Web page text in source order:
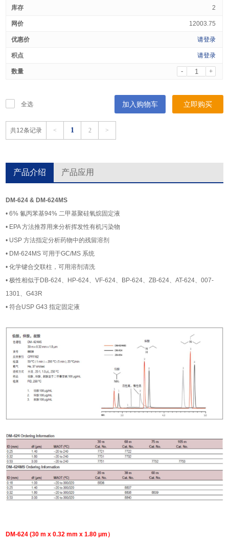
2
12003.75
请登录
请登录
- +
全选 加入购物车 立即购买
共12条记录 < 1 2 >
产品介绍 产品应用
DM-624 & DM-624MS
• 6% 氰丙苯基94% 二甲基聚硅氧烷固定液
• EPA 方法推荐用来分析挥发性有机污染物
• USP 方法指定分析药物中的残留溶剂
• DM-624MS 可用于GC/MS 系统
• 化学键合交联柱，可用溶剂清洗
• 极性相似于DB-624、HP-624、VF-624、BP-624、ZB-624、AT-624、007-
1301、G43R
• 符合USP G43 指定固定液
DM-624 (30 m x 0.32 mm x 1.80 μm）